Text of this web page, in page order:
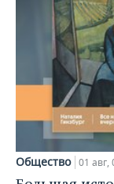
Общество 01 авг,